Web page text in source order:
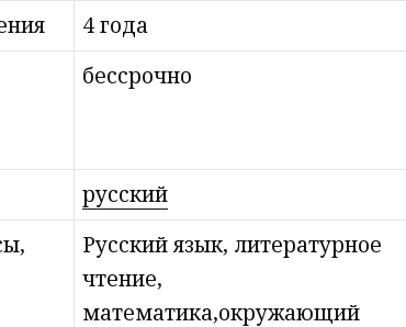
4 года
бессрочно
русский
Русский язык, литературное
чтение,
математика,окружающий